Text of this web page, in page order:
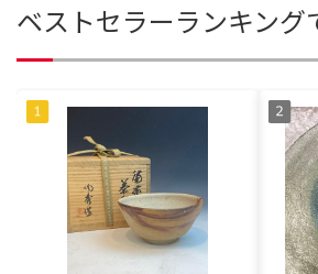
ベストセラーランキング